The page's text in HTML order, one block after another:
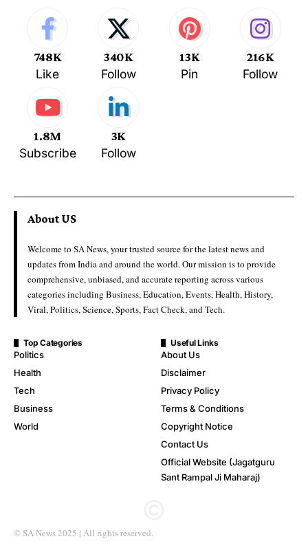
748K
Like
340K
Follow
13K
Pin
216K
Follow
1.8M
Subscribe
3K
Follow
About US
Welcome to SA News, your trusted source for the latest news and
updates from India and around the world. Our mission is to provide
comprehensive, unbiased, and accurate reporting across various
categories including Business, Education, Events, Health, History,
Viral, Politics, Science, Sports, Fact Check, and Tech.
Top Categories
Politics
Health
Tech
Business
World
Useful Links
About Us
Disclaimer
Privacy Policy
Terms & Conditions
Copyright Notice
Contact Us
Official Website (Jagatguru
Sant Rampal Ji Maharaj)
© SA News 2025 | All rights reserved.